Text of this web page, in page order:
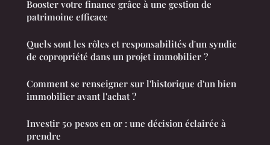
Booster votre finance grâce à une gestion de
patrimoine efficace
Quels sont les rôles et responsabilités d'un syndic
de copropriété dans un projet immobilier ?
Comment se renseigner sur l'historique d'un bien
immobilier avant l'achat ?
Investir 50 pesos en or : une décision éclairée à
prendre